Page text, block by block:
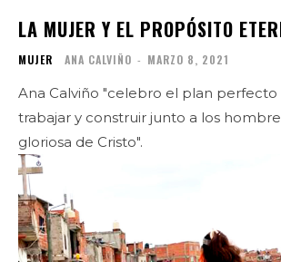
LA MUJER Y EL PROPÓSITO
MUJER ANA CALVIÑO - MARZO 8, 2021
Ana Calviño "celebro el plan perfecto
trabajar y construir junto a los
gloriosa de Cristo".